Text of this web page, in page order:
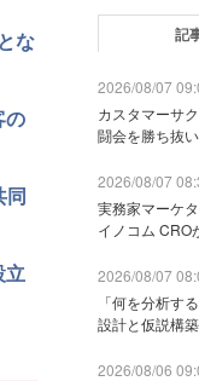
な
の
同
立
記
2026/08/07
カスタマーサ
闘会を勝ち抜
2026/08/07
実務家マーケ
イノコム CRO
2026/08/07
「何を分析す
設計と仮説構
2026/08/06